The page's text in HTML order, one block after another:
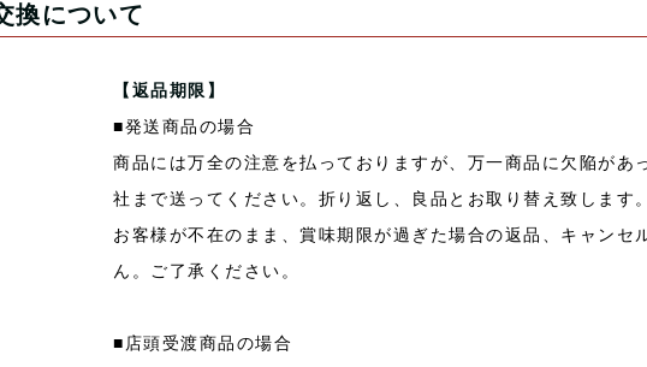
換について
【返品期限】
■発送商品の場合
商品には万全の注意を払っておりますが、万一商品に欠陥があ
社まで送ってください。折り返し、良品とお取り替え致します。
お客様が不在のまま、賞味期限が過ぎた場合の返品、キャンセ
ん。ご了承ください。
■店頭受渡商品の場合